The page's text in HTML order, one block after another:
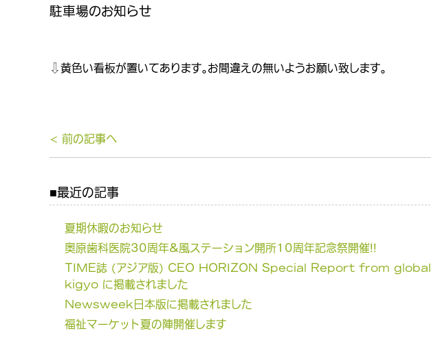
駐車場のお知らせ
⇩黄色い看板が置いてあります。お間違えの無いようお願い致します。
< 前の記事へ
最近の記事
夏期休暇のお知らせ
奥原歯科医院30周年&風ステーション開所10周年記念祭開催!!
TIME誌 (アジア版) CEO HORIZON Special Report from global
kigyo に掲載されました
Newsweek日本版に掲載されました
福祉マーケット夏の陣開催します